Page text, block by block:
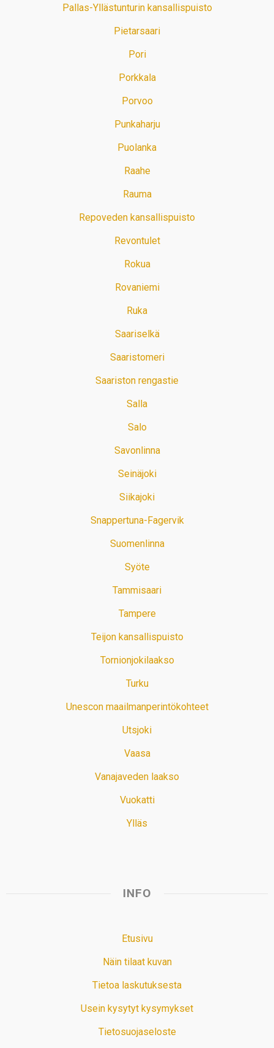
Pallas-Yllästunturin kansallispuisto
Pietarsaari
Pori
Porkkala
Porvoo
Punkaharju
Puolanka
Raahe
Rauma
Repoveden kansallispuisto
Revontulet
Rokua
Rovaniemi
Ruka
Saariselkä
Saaristomeri
Saariston rengastie
Salla
Salo
Savonlinna
Seinäjoki
Siikajoki
Snappertuna-Fagervik
Suomenlinna
Syöte
Tammisaari
Tampere
Teijon kansallispuisto
Tornionjokilaakso
Turku
Unescon maailmanperintökohteet
Utsjoki
Vaasa
Vanajaveden laakso
Vuokatti
Ylläs
INFO
Etusivu
Näin tilaat kuvan
Tietoa laskutuksesta
Usein kysytyt kysymykset
Tietosuojaseloste